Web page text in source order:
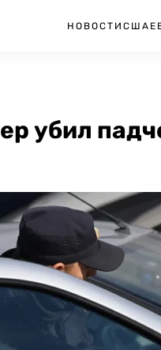
НОВОСТИ США
убил